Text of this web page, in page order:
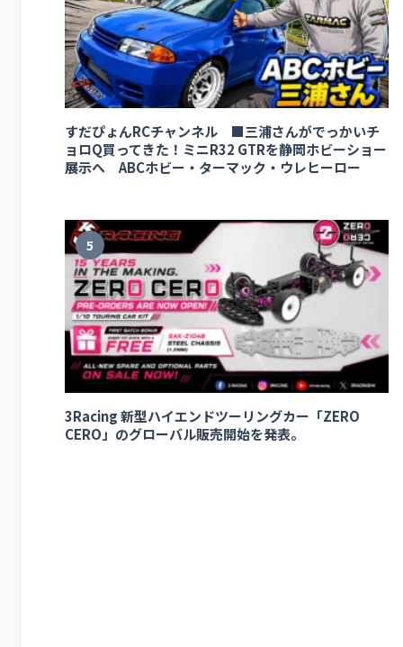
すだぴょんRCチャンネル ■三浦さんがでっかいチ
ョロQ買ってきた！ミニR32 GTRを静岡ホビーショー
展示へ ABCホビー・ターマック・ウレヒーロー
5
3Racing 新型ハイエンドツーリングカー「ZERO
CERO」のグローバル販売開始を発表。